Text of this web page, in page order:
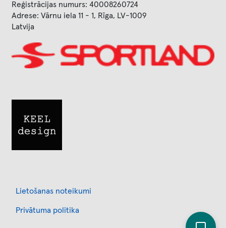
Reģistrācijas numurs: 40008260724
Adrese: Vārnu iela 11 - 1, Rīga, LV-1009
Latvija
Image
Lietošanas noteikumi
Privātuma politika